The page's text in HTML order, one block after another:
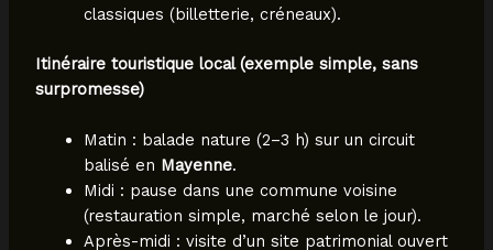
classiques (billetterie, créneaux).
Itinéraire touristique local (exemple simple, sans
surpromesse)
Matin : balade nature (2–3 h) sur un circuit
balisé en Mayenne.
Midi : pause dans une commune voisine
(restauration simple, marché selon le jour).
Après-midi : visite d’un site patrimonial ouvert